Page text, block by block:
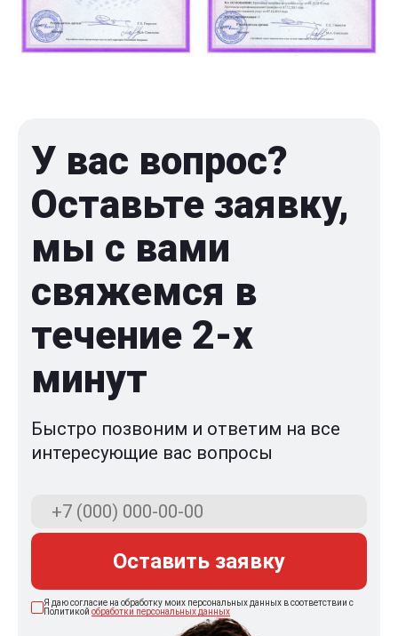
У вас вопрос?
Оставьте заявку,
мы с вами
свяжемся в
течение 2-x
минут
Быстро позвоним и ответим на все
интересующие вас вопросы
Оставить заявку
Я даю согласие на обработку моих персональных данных в соответствии с
Политикой обработки персональных данных